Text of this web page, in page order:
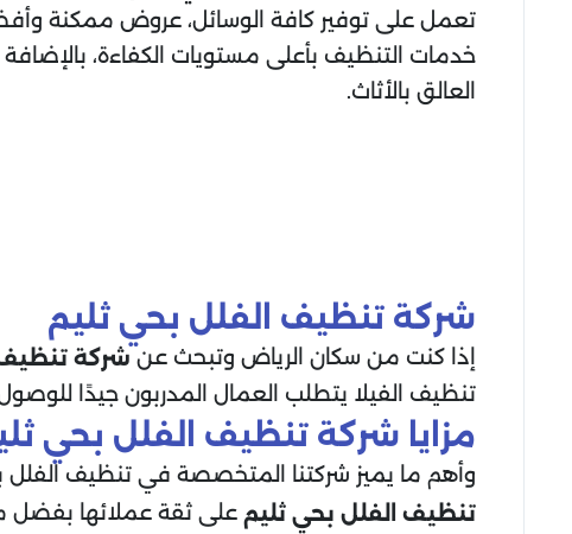
تعمل على توفير كافة الوسائل، عروض ممكنة
خدمات التنظيف بأعلى مستويات الكفاءة، بالإضافة
العالق بالأثاث.
شركة تنظيف الفلل بحي ثليم
إذا كنت من سكان الرياض وتبحث عن شركة
تنظيف الفيلا يتطلب العمال المدربون جيدًا
مزايا شركة تنظيف الفلل بحي
وأهم ما يميز شركتنا المتخصصة في تنظيف الفلل
تنظيف الفلل بحي ثليم على ثقة عملائها بفضل